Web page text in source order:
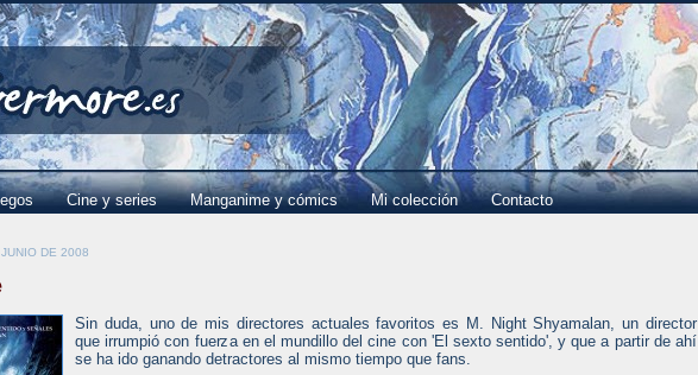
Cine y series Manganime y cómics Mi colección Contacto
DE 2008
Sin duda, uno de mis directores actuales favoritos es M. Night Shyamalan, un director
que irrumpió con fuerza en el mundillo del cine con 'El sexto sentido', y que a partir de ahí
se ha ido ganando detractores al mismo tiempo que fans.